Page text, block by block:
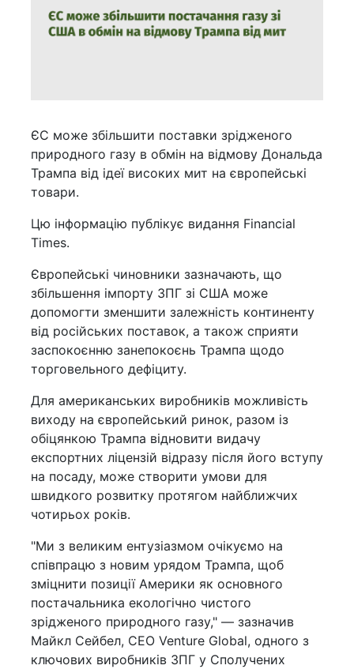
ЄС може збільшити поставки зрідженого
природного газу в обмін на відмову Дональда
Трампа від ідеї високих мит на європейські
товари.
Цю інформацію публікує видання Financial
Times.
Європейські чиновники зазначають, що
збільшення імпорту ЗПГ зі США може
допомогти зменшити залежність континенту
від російських поставок, а також сприяти
заспокоєнню занепокоєнь Трампа щодо
торговельного дефіциту.
Для американських виробників можливість
виходу на європейський ринок, разом із
обіцянкою Трампа відновити видачу
експортних ліцензій відразу після його вступу
на посаду, може створити умови для
швидкого розвитку протягом найближчих
чотирьох років.
"Ми з великим ентузіазмом очікуємо на
співпрацю з новим урядом Трампа, щоб
зміцнити позиції Америки як основного
постачальника екологічно чистого
зрідженого природного газу," — зазначив
Майкл Сейбел, CEO Venture Global, одного з
ключових виробників ЗПГ у Сполучених